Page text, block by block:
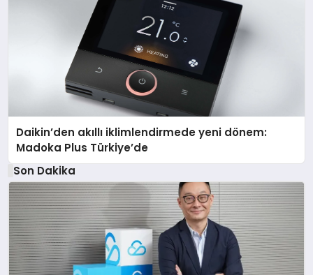
Daikin’den akıllı iklimlendirmede yeni dönem:
Madoka Plus Türkiye’de
Son Dakika